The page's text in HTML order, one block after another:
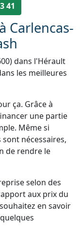
41
Carlencas-
dans l'Hérault
les meilleures
ça. Grâce à
une partie
Même si
nécessaires,
de rendre le
selon des
aux prix du
en savoir